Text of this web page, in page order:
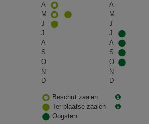
A
A
M
M
J
J
J
J
A
A
S
S
O
O
N
N
D
D
Beschut zaaien
Ter plaatse zaaien
Oogsten